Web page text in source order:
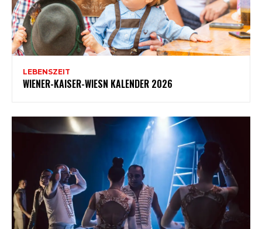
LEBENSZEIT
WIENER-KAISER-WIESN KALENDER 2026